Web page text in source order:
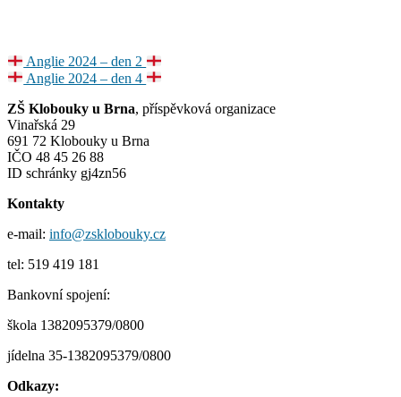
Navigace
pro
příspěvek
Anglie 2024 – den 2
Anglie 2024 – den 4
ZŠ Klobouky u Brna, příspěvková organizace
Vinařská 29
691 72 Klobouky u Brna
IČO 48 45 26 88
ID schránky gj4zn56
Kontakty
e-mail: info@zsklobouky.cz
tel: 519 419 181
Bankovní spojení:
škola 1382095379/0800
jídelna 35-1382095379/0800
Odkazy: